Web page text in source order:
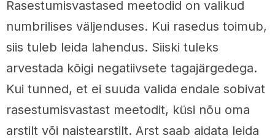
Rasestumisvastased meetodid on valikud
numbrilises väljenduses. Kui rasedus toimub,
siis tuleb leida lahendus. Siiski tuleks
arvestada kõigi negatiivsete tagajärgedega.
Kui tunned, et ei suuda valida endale sobivat
rasestumisvastast meetodit, küsi nõu oma
arstilt või naistearstilt. Arst saab aidata leida